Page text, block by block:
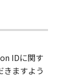
IDに関す
きますよう